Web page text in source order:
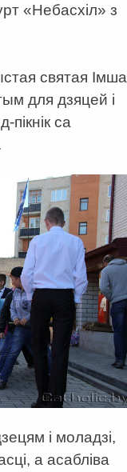
«Небасхiл» з
святая Iмша
для дзяцей i
са
i моладзi,
а асабліва